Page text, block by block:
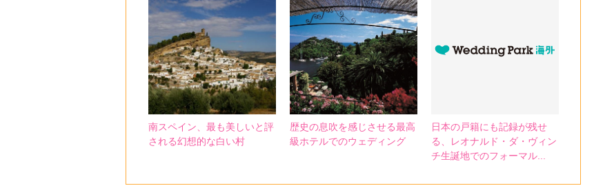
南スペイン、最も美しいと評
される幻想的な白い村
歴史の息吹を感じさせる最高
級ホテルでのウェディング
日本の戸籍にも記録が残せ
る、レオナルド・ダ・ヴィン
チ生誕地でのフォーマル...